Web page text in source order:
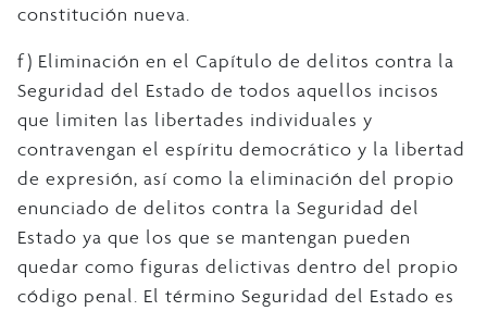
constitución nueva.
f) Eliminación en el Capítulo de delitos contra la
Seguridad del Estado de todos aquellos incisos
que limiten las libertades individuales y
contravengan el espíritu democrático y la libertad
de expresión, así como la eliminación del propio
enunciado de delitos contra la Seguridad del
Estado ya que los que se mantengan pueden
quedar como figuras delictivas dentro del propio
código penal. El término Seguridad del Estado es